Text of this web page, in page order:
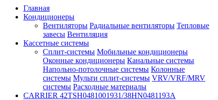
Главная
Кондиционеры
Вентиляторы Радиальные вентиляторы Тепловые
завесы Вентиляция
Кассетные системы
Сплит-системы Мобильные кондиционеры
Оконные кондиционеры Канальные системы
Напольно-потолочные системы Колонные
системы Мульти сплит-системы VRV/VRF/MRV
системы Расходные материалы
CARRIER 42TSH0481001931/38HN0481193A